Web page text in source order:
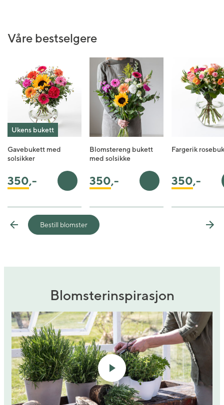
Våre bestselgere
Ukens bukett
Gavebukett med
solsikker
350,- Legg i handlekurv
Blomstereng bukett
med solsikke
350,- Legg i handlekurv
Fargerik
350,-
PreviousBestill blomster
Blomsterinspirasjon